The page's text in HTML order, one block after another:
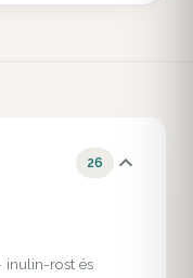
26
inulin-rost és